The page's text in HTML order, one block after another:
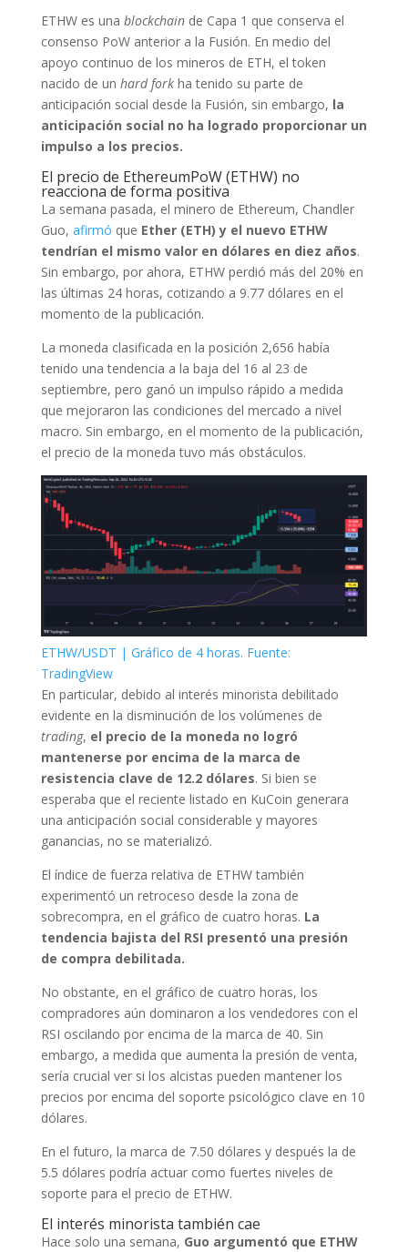
ETHW es una blockchain de Capa 1 que conserva el
consenso PoW anterior a la Fusión. En medio del
apoyo continuo de los mineros de ETH, el token
nacido de un hard forkha tenido su parte de
anticipación social desde la Fusión, sin embargo, la
anticipación social no ha logrado proporcionar un
impulso a los precios.
El precio de EthereumPoW (ETHW) no
reacciona de forma positiva
La semana pasada, el minero de Ethereum, Chandler
Guo, afirmó que Ether (ETH) y el nuevo ETHW
tendrían el mismo valor en dólares en diez años.
Sin embargo, por ahora, ETHW perdió más del 20% en
las últimas 24 horas, cotizando a 9.77 dólares en el
momento de la publicación.
La moneda clasificada en la posición 2,656 había
tenido una tendencia a la baja del 16 al 23 de
septiembre, pero ganó un impulso rápido a medida
que mejoraron las condiciones del mercado a nivel
macro. Sin embargo, en el momento de la publicación,
el precio de la moneda tuvo más obstáculos.
ETHW/USDT | Gráfico de 4 horas. Fuente:
TradingView
En particular, debido al interés minorista debilitado
evidente en la disminución de los volúmenes de
trading, el precio de la moneda no logró
mantenerse por encima de la marca de
resistencia clave de 12.2 dólares. Si bien se
esperaba que el reciente listado en KuCoin generara
una anticipación social considerable y mayores
ganancias, no se materializó.
El índice de fuerza relativa de ETHW también
experimentó un retroceso desde la zona de
sobrecompra, en el gráfico de cuatro horas. La
tendencia bajista del RSI presentó una presión
de compra debilitada.
No obstante, en el gráfico de cuatro horas, los
compradores aún dominaron a los vendedores con el
RSI oscilando por encima de la marca de 40. Sin
embargo, a medida que aumenta la presión de venta,
sería crucial ver si los alcistas pueden mantener los
precios por encima del soporte psicológico clave en 10
dólares.
En el futuro, la marca de 7.50 dólares y después la de
5.5 dólares podría actuar como fuertes niveles de
soporte para el precio de ETHW.
El interés minorista también cae
Hace solo una semana, Guo argumentó que ETHW